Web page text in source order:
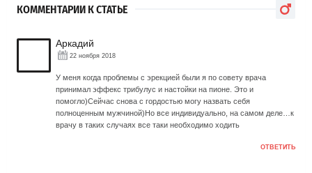
КОММЕНТАРИИ К СТАТЬЕ
Аркадий
22 ноября 2018
У меня когда проблемы с эрекцией были я по совету врача
принимал эффекс трибулус и настойки на пионе. Это и
помогло)Сейчас снова с гордостью могу назвать себя
полноценным мужчиной)Но все индивидуально, на самом деле…к
врачу в таких случаях все таки необходимо ходить
ОТВЕТИТЬ